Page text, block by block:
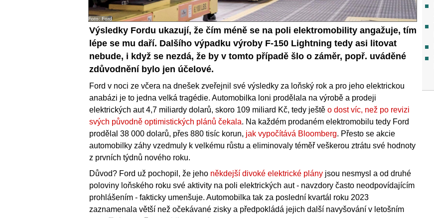
Foto: Ford
Výsledky Fordu ukazují, že čím méně se na poli elektromobility angažuje, tím
lépe se mu daří. Dalšího výpadku výroby F-150 Lightning tedy asi litovat
nebude, i když se nezdá, že by v tomto případě šlo o záměr, popř. uváděné
zdůvodnění bylo jen účelové.
Ford v noci ze včera na dnešek zveřejnil své výsledky za loňský rok a pro jeho elektrickou
anabázi je to jedna velká tragédie. Automobilka loni prodělala na výrobě a prodeji
elektrických aut 4,7 miliardy dolarů, skoro 109 miliard Kč, tedy ještě o dost víc, než po revizi
svých původně optimistických plánů čekala. Na každém prodaném elektromobilu tedy Ford
prodělal 38 000 dolarů, přes 880 tisíc korun, jak vypočítává Bloomberg. Přesto se akcie
automobilky záhy vzedmuly k velkému růstu a eliminovaly téměř veškerou ztrátu své hodnoty
z prvních týdnů nového roku.
Důvod? Ford už pochopil, že jeho někdejší divoké elektrické plány jsou nesmysl a od druhé
poloviny loňského roku své aktivity na poli elektrických aut - navzdory často neodpovídajícím
prohlášením - fakticky umenšuje. Automobilka tak za poslední kvartál roku 2023
zaznamenala větší než očekávané zisky a předpokládá jejich další navyšování v letošním